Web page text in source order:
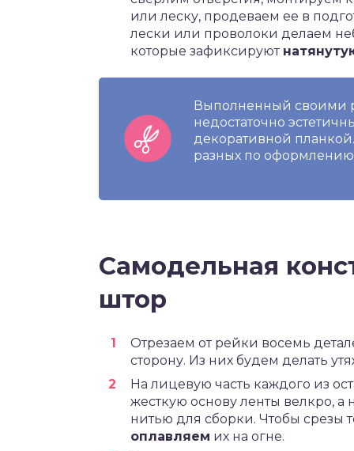
или леску, продеваем ее в
лески или проволоки делаем
которые зафиксируют
Выполненный своими
недостаточно
декоративной
разных по
Самодельная
штор
Отрезаем от рейки восемь
сторону. Из них будем делать
На лицевую часть каждого из
жесткую основу ленты велкро, а
нитью для сборки. Чтобы срезы
оплавляем их на огне.